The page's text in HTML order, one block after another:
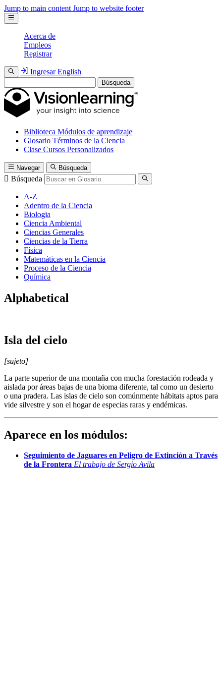
Jump to main content Jump to website footer
Acerca de
Empleos
Registrar
Ingresar English
Búsqueda
Biblioteca Módulos de aprendizaje
Glosario Términos de la Ciencia
Clase Cursos Personalizados
Navegar Búsqueda
Búsqueda
A-Z
Adentro de la Ciencia
Biologia
Ciencia Ambiental
Ciencias Generales
Ciencias de la Tierra
Física
Matemáticas en la Ciencia
Proceso de la Ciencia
Química
Alphabetical
Isla del cielo
[sujeto]
La parte superior de una montaña con mucha forestación rodeada y
aislada por áreas bajas de una bioma diferente, tal como un desierto
o una pradera. Las islas de cielo son comúnmente hábitats aptos para
vide silvestre y son el hogar de especias raras y endémicas.
Aparece en los módulos:
Seguimiento de Jaguares en Peligro de Extinción a Través
de la Frontera El trabajo de Sergio Avila